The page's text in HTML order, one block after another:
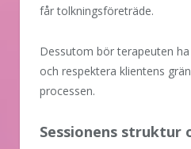
får tolkningsföreträde.
Dessutom bör terapeuten
och respektera klientens
processen.
Sessionens struktur